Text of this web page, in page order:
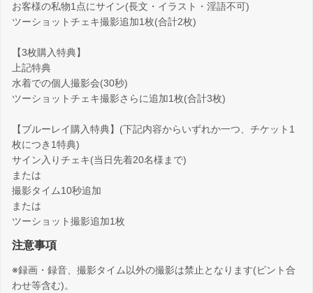
お客様の私物1点にサイン(長文・イラスト・淫語不可)
ツーショットチェキ撮影追加1枚(合計2枚)
【3枚購入特典】
上記特典
水着での個人撮影会(30秒)
ツーショットチェキ撮影さらに追加1枚(合計3枚)
【ブルーレイ購入特典】(下記内容からいずれか一つ、チケット1
枚につき1特典)
サイン入りチェキ(当日先着20名様まで)
または
撮影タイム10秒追加
または
ツーショット撮影追加1枚
注意事項
※録画・録音、撮影タイム以外の撮影は禁止となります(ピント合
わせ等含む)。